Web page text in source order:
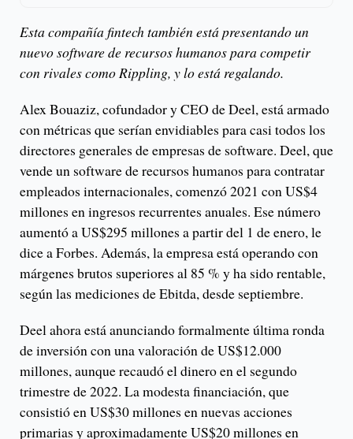
Esta compañía fintech también está presentando un
nuevo software de recursos humanos para competir
con rivales como Rippling, y lo está regalando.
Alex Bouaziz, cofundador y CEO de Deel, está armado
con métricas que serían envidiables para casi todos los
directores generales de empresas de software. Deel, que
vende un software de recursos humanos para contratar
empleados internacionales, comenzó 2021 con US$4
millones en ingresos recurrentes anuales. Ese número
aumentó a US$295 millones a partir del 1 de enero, le
dice a Forbes. Además, la empresa está operando con
márgenes brutos superiores al 85 % y ha sido rentable,
según las mediciones de Ebitda, desde septiembre.
Deel ahora está anunciando formalmente última ronda
de inversión con una valoración de US$12.000
millones, aunque recaudó el dinero en el segundo
trimestre de 2022. La modesta financiación, que
consistió en US$30 millones en nuevas acciones
primarias y aproximadamente US$20 millones en